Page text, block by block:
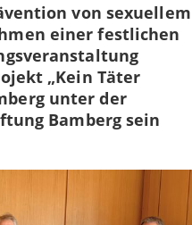
von sexuellem
einer festlichen
„Kein Täter
unter der
Bamberg sein